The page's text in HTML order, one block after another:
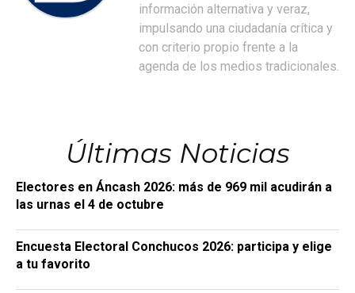
información alternativa y veraz,
impulsando una ciudadanía crítica y
con criterio propio frente a la
agenda de los medios tradicionales.
Últimas Noticias
Electores en Áncash 2026: más de 969 mil acudirán a
las urnas el 4 de octubre
Encuesta Electoral Conchucos 2026: participa y elige
a tu favorito